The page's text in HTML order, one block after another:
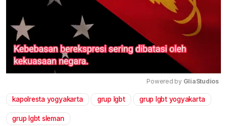
Mute
Powered by GliaStudios
kapolresta yogyakarta grup lgbt grup lgbt yogyakarta
grup lgbt sleman